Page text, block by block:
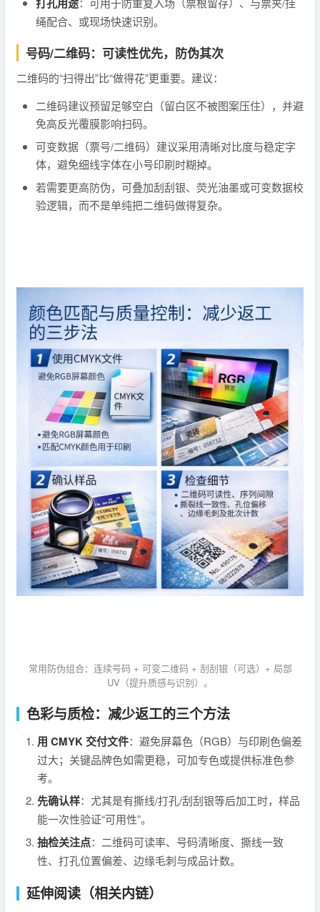
绳配合、或现场快速识别。
号码/二维码：可读性优先，防伪其次
二维码的“扫得出”比“做得花”更重要。建议：
二维码建议预留足够空白（留白区不被图案压住），并避
免高反光覆膜影响扫码。
可变数据（票号/二维码）建议采用清晰对比度与稳定字
体，避免细线字体在小号印刷时糊掉。
若需要更高防伪，可叠加刮刮银、荧光油墨或可变数据校
验逻辑，而不是单纯把二维码做得复杂。
常用防伪组合：连续号码 + 可变二维码 + 刮刮银（可选）+ 局部
UV（提升质感与识别）。
色彩与质检：减少返工的三个方法
用 CMYK 交付文件：避免屏幕色（RGB）与印刷色偏差
过大；关键品牌色如需更稳，可加专色或提供标准色参
考。
先确认样：尤其是有撕线/打孔/刮刮银等后加工时，样品
能一次性验证“可用性”。
抽检关注点：二维码可读率、号码清晰度、撕线一致
性、打孔位置偏差、边缘毛刺与成品计数。
延伸阅读（相关内链）